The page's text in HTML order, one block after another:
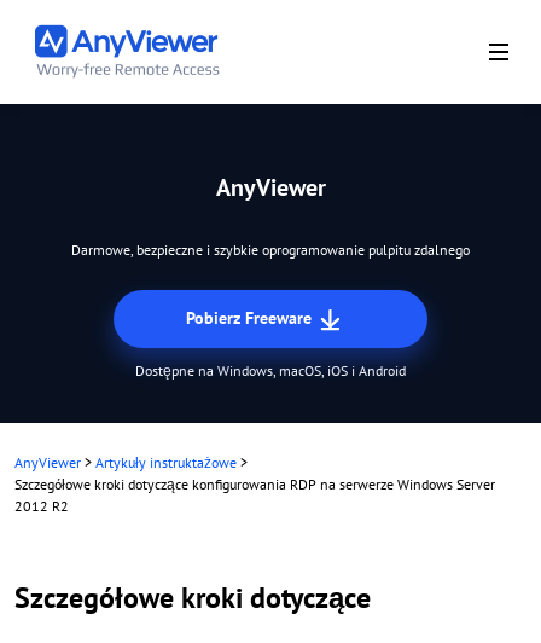
AnyViewer
Darmowe, bezpieczne i szybkie oprogramowanie pulpitu zdalnego
Pobierz Freeware
Dostępne na Windows, macOS, iOS i Android
AnyViewer > Artykuły instruktażowe >
Szczegółowe kroki dotyczące konfigurowania RDP na serwerze Windows Server
2012 R2
Szczegółowe kroki dotyczące